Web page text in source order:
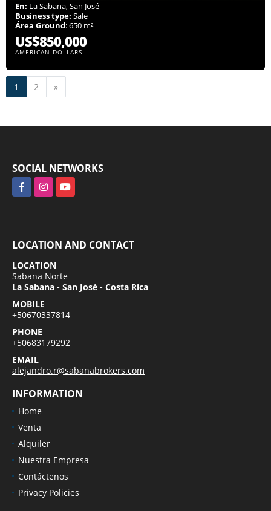
En: La Sabana, San José
Business type: Sale
Área Ground: 650 m²
US$850,000
AMERICAN DOLLARS
1 2 »
SOCIAL NETWORKS
FacebookInstagramYouTube
LOCATION AND CONTACT
LOCATION
Sabana Norte
La Sabana - San José - Costa Rica
MOBILE
+50670337814
PHONE
+50683179292
EMAIL
alejandro.r@sabanabrokers.com
INFORMATION
Home
Venta
Alquiler
Nuestra Empresa
Contáctenos
Privacy Policies